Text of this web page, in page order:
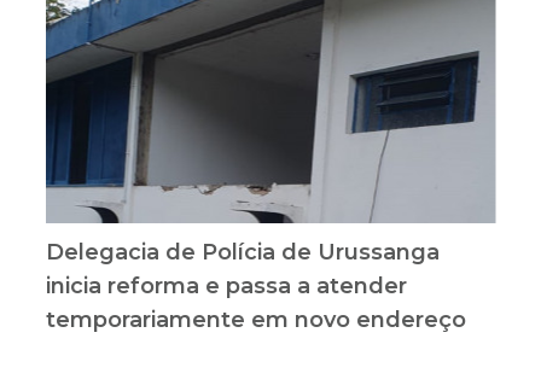
Delegacia de Polícia de Urussanga
inicia reforma e passa a atender
temporariamente em novo endereço